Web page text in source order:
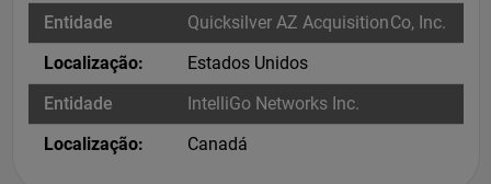
Quicksilver AZ AcquisitionCo, Inc.
Estados Unidos
IntelliGo Networks Inc.
Canadá